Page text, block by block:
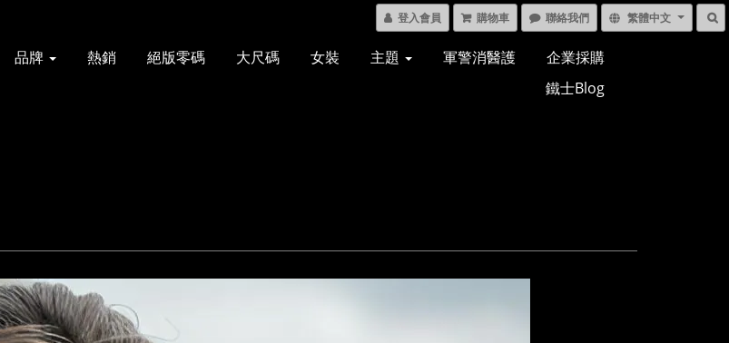
登入會員 購物車 聯絡我們 繁體中文
品牌 熱銷 絕版零碼 大尺碼 女裝 主題 軍警消醫護
企業採購
鐵士Blog